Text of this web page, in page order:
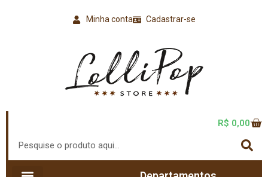
Cadastrar-se
Minha conta
R$ 0,00